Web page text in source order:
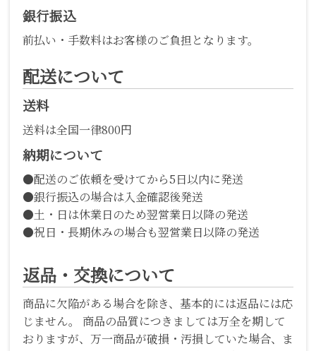
銀行振込
前払い・手数料はお客様のご負担となります。
配送について
送料
送料は全国一律800円
納期について
●配送のご依頼を受けてから5日以内に発送
●銀行振込の場合は入金確認後発送
●土・日は休業日のため翌営業日以降の発送
●祝日・長期休みの場合も翌営業日以降の発送
返品・交換について
商品に欠陥がある場合を除き、基本的には返品には応
じません。 商品の品質につきましては万全を期して
おりますが、万一商品が破損・汚損していた場合、ま